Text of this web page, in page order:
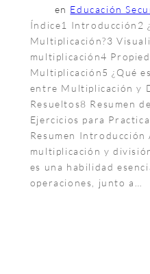
en Educación
Índice1 Introducción2
Multiplicación?3
multiplicación4
Multiplicación5 ¿Qué
entre Multiplicación y
Resueltos8 Resumen
Ejercicios para
Resumen Introducción
multiplicación y
es una habilidad
operaciones, junto a…